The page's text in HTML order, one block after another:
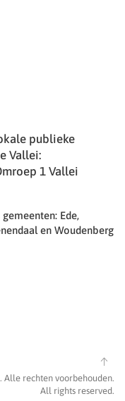
publieke
Vallei:
1 Vallei
Ede,
en Woudenberg
Alle rechten voorbehouden.
All rights reserved.